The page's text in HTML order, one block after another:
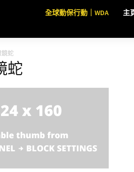
全球動保行動｜WDA 主
鏡蛇
蛇